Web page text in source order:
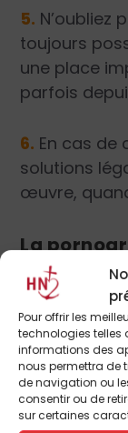
Pour offrir les
technologies telles
informations des
nous permettra de
de navigation ou
consentir ou de
sur certaines
5. N’oubliez
toujours
une place
parfois
6. En cas de
solutions
œuvre,
La
toucher
L’un des
est l’accès
suffit d’une
ce fléau, il
sortir.